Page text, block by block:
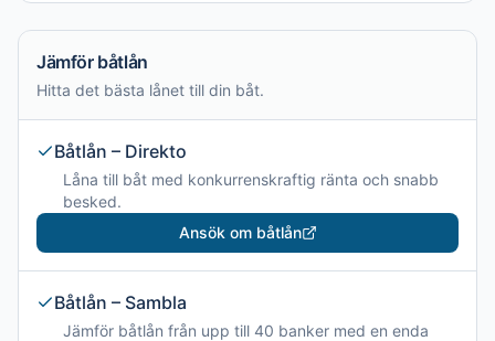
Jämför båtlån
Hitta det bästa lånet till din båt.
Båtlån – Direkto
Låna till båt med konkurrenskraftig ränta och snabb
besked.
Ansök om båtlån
Båtlån – Sambla
Jämför båtlån från upp till 40 banker med en enda